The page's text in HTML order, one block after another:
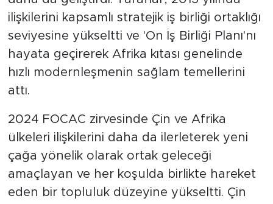
ilişkilerini kapsamlı stratejik iş birliği ortaklığı
seviyesine yükseltti ve 'On İş Birliği Planı'nı
hayata geçirerek Afrika kıtası genelinde
hızlı modernleşmenin sağlam temellerini
attı.
2024 FOCAC zirvesinde Çin ve Afrika
ülkeleri ilişkilerini daha da ilerleterek yeni
çağa yönelik olarak ortak geleceği
amaçlayan ve her koşulda birlikte hareket
eden bir topluluk düzeyine yükseltti. Çin